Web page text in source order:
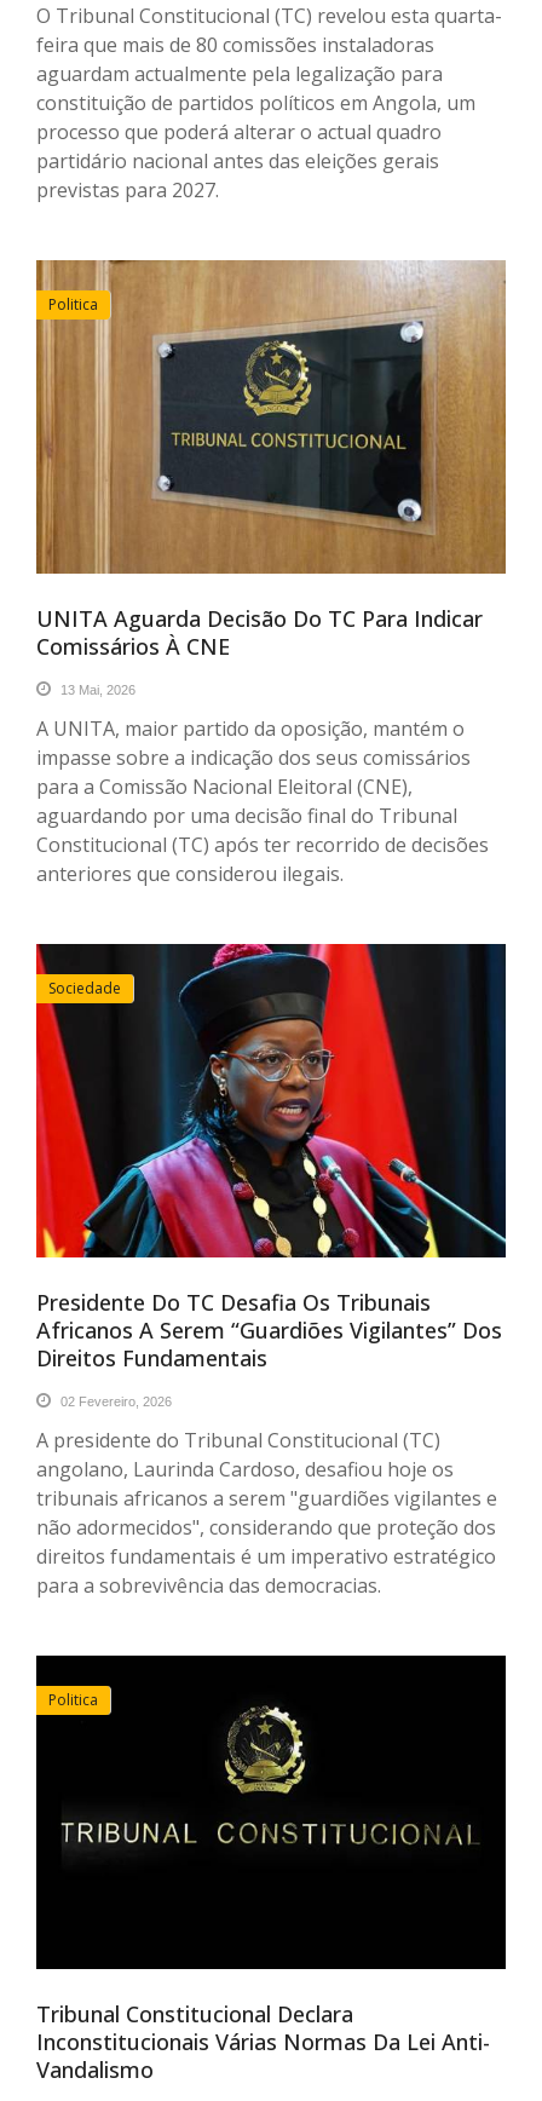
O Tribunal Constitucional (TC) revelou esta quarta-
feira que mais de 80 comissões instaladoras
aguardam actualmente pela legalização para
constituição de partidos políticos em Angola, um
processo que poderá alterar o actual quadro
partidário nacional antes das eleições gerais
previstas para 2027.
Politica
UNITA Aguarda Decisão Do TC Para Indicar
Comissários À CNE
13 Mai, 2026
A UNITA, maior partido da oposição, mantém o
impasse sobre a indicação dos seus comissários
para a Comissão Nacional Eleitoral (CNE),
aguardando por uma decisão final do Tribunal
Constitucional (TC) após ter recorrido de decisões
anteriores que considerou ilegais.
Sociedade
Presidente Do TC Desafia Os Tribunais
Africanos A Serem “guardiões Vigilantes” Dos
Direitos Fundamentais
02 Fevereiro, 2026
A presidente do Tribunal Constitucional (TC)
angolano, Laurinda Cardoso, desafiou hoje os
tribunais africanos a serem "guardiões vigilantes e
não adormecidos", considerando que proteção dos
direitos fundamentais é um imperativo estratégico
para a sobrevivência das democracias.
Politica
Tribunal Constitucional Declara
Inconstitucionais Várias Normas Da Lei Anti-
Vandalismo